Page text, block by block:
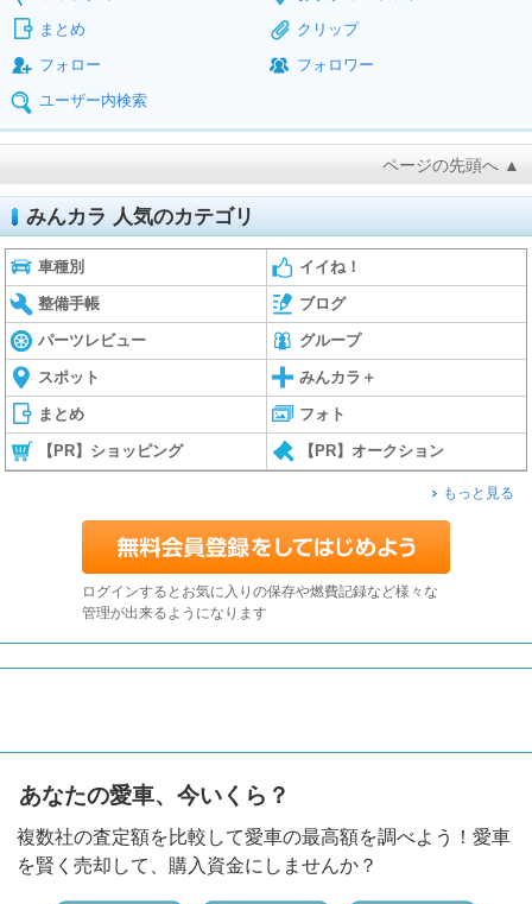
まとめ
クリップ
フォロー
フォロワー
ユーザー内検索
ページの先頭へ ▲
みんカラ 人気のカテゴリ
車種別 イイね！
整備手帳 ブログ
パーツレビュー グループ
スポット みんカラ＋
まとめ フォト
【PR】ショッピング 【PR】オークション
もっと見る
ログインするとお気に入りの保存や燃費記録など様々な
管理が出来るようになります
あなたの愛車、今いくら？
複数社の査定額を比較して愛車の最高額を調べよう！愛車
を賢く売却して、購入資金にしませんか？